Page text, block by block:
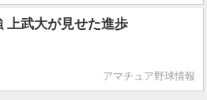
上武大が見せた進歩
アマチュア野球情報